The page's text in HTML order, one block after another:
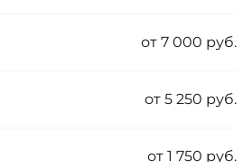
от 7 000 руб.
от 5 250 руб.
от 1 750 руб.